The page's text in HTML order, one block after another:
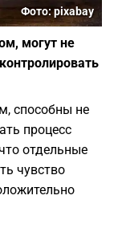
Фото: pixabay
могут не
способны не
процесс
отдельные
чувство